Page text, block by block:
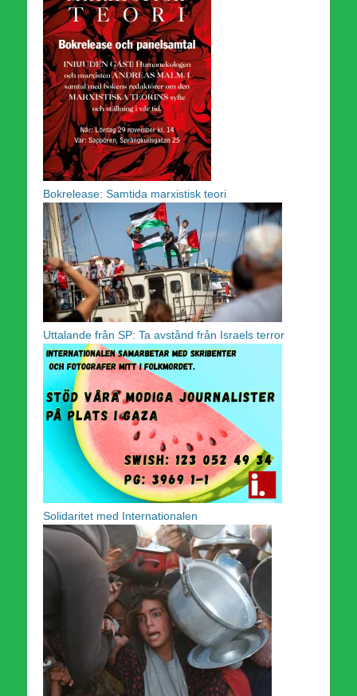
Bokrelease: Samtida marxistisk teori
Uttalande från SP: Ta avstånd från Israels terror
Solidaritet med Internationalen